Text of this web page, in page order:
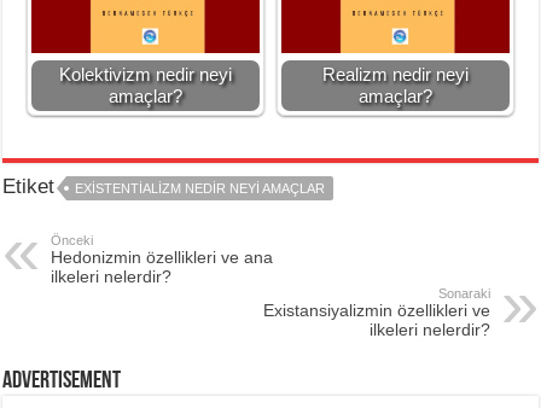
Kolektivizm nedir neyi
amaçlar?
Realizm nedir neyi
amaçlar?
Etiket EXISTENTIALIZM NEDIR NEYI AMAÇLAR
Önceki
Hedonizmin özellikleri ve ana
ilkeleri nelerdir?
Sonaraki
Existansiyalizmin özellikleri ve
ilkeleri nelerdir?
Advertisement